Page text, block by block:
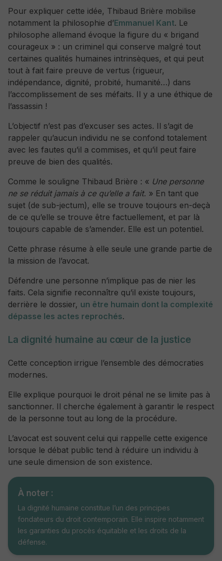
Pour expliquer cette idée, Thibaud Brière mobilise
notamment la philosophie d’Emmanuel Kant. Le
philosophe allemand évoque la figure du « brigand
courageux » : un criminel qui conserve malgré tout
certaines qualités humaines intrinsèques, et qui peut
tout à fait faire preuve de vertus (rigueur,
indépendance, dignité, probité, humanité…) dans
l’accomplissement de ses méfaits. Il y a une éthique de
l’assassin !
L’objectif n’est pas d’excuser ses actes. Il s’agit de
rappeler qu’aucun individu ne se confond totalement
avec les fautes qu’il a commises, et qu’il peut faire
preuve de bien des qualités.
Comme le souligne Thibaud Brière : « Une personne
ne se réduit jamais à ce qu’elle a fait. » En tant que
sujet (de sub-jectum), elle se trouve toujours en-deçà
de ce qu’elle se trouve être factuellement, et par là
toujours capable de s’amender. Elle est un potentiel.
Cette phrase résume à elle seule une grande partie de
la mission de l’avocat.
Défendre une personne n’implique pas de nier les
faits. Cela signifie reconnaître qu’il existe toujours,
derrière le dossier, un être humain dont la complexité
dépasse les actes reprochés.
La dignité humaine au cœur de la justice
Cette conception irrigue l’ensemble des démocraties
modernes.
Elle explique pourquoi le droit pénal ne se limite pas à
sanctionner. Il cherche également à garantir le respect
de la personne tout au long de la procédure.
L’avocat est souvent celui qui rappelle cette exigence
lorsque le débat public tend à réduire un individu à
une seule dimension de son existence.
À noter :
La dignité humaine constitue l’un des principes
fondateurs du droit contemporain. Elle inspire notamment
les garanties du procès équitable et les droits de la
défense.